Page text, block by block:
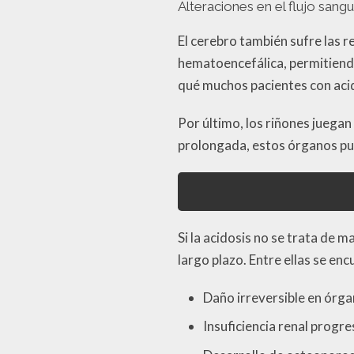
Alteraciones en el flujo
El cerebro también sufre las
hematoencefálica,
qué muchos pacientes con
Por último, los riñones
prolongada, estos órganos
Si la acidosis no se trata de
largo plazo. Entre ellas se
Daño irreversible en
Insuficiencia renal